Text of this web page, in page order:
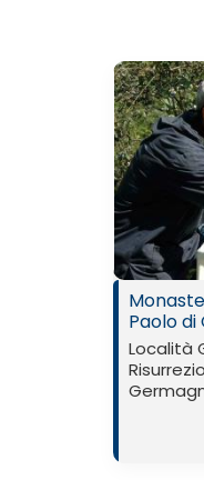
Paolo
Località